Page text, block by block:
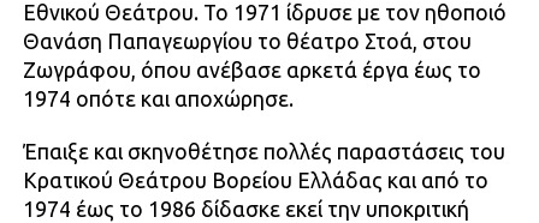
Εθνικού Θεάτρου. Το 1971 ίδρυσε με τον ηθοποιό
Θανάση Παπαγεωργίου το θέατρο Στοά, στου
Ζωγράφου, όπου ανέβασε αρκετά έργα έως το
1974 οπότε και αποχώρησε.
Έπαιξε και σκηνοθέτησε πολλές παραστάσεις του
Κρατικού Θεάτρου Βορείου Ελλάδας και από το
1974 έως το 1986 δίδασκε εκεί την υποκριτική